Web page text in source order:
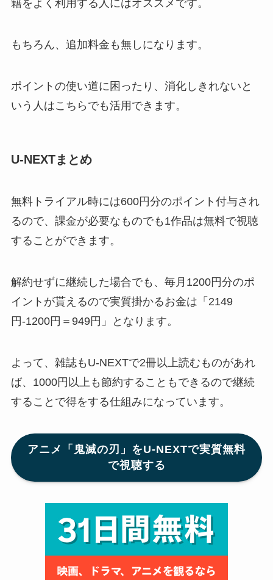
籍をよく利用する人にはオススメです。
もちろん、追加料金も無しになります。
ポイントの使い道に困ったり、消化しきれないと
いう人はこちらでも活用できます。
U-NEXTまとめ
無料トライアル時には600円分のポイント付与され
るので、課金が必要なものでも1作品は無料で視聴
することができます。
解約せずに継続した場合でも、毎月1200円分のポ
イントが貰えるので実質掛かるお金は「2149
円-1200円＝949円」となります。
よって、雑誌もU-NEXTで2冊以上読むものがあれ
ば、1000円以上も節約することもできるので継続
することで得をする仕組みになっています。
アニメ「鬼滅の刃」をU-NEXTで実質無料
で視聴する